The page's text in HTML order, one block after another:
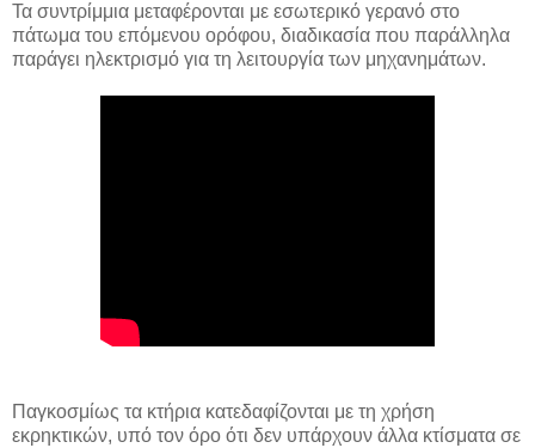
Τα συντρίμμια μεταφέρονται με εσωτερικό γερανό στο
πάτωμα του επόμενου ορόφου, διαδικασία που παράλληλα
παράγει ηλεκτρισμό για τη λειτουργία των μηχανημάτων.
Παγκοσμίως τα κτήρια κατεδαφίζονται με τη χρήση
εκρηκτικών, υπό τον όρο ότι δεν υπάρχουν άλλα κτίσματα σε